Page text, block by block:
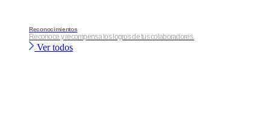
Reconocimientos
Reconoce y recompensa los logros de tus colaboradores.
Ver todos